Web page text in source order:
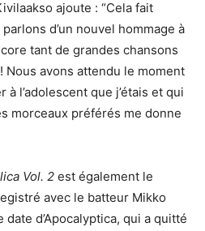
ajoute : “Cela fait
d’un nouvel hommage à
tant de grandes chansons
avons attendu le moment
l’adolescent que j’étais et qui
morceaux préférés me donne
Vol. 2 est également le
avec le batteur Mikko
d’Apocalyptica, qui a quitté